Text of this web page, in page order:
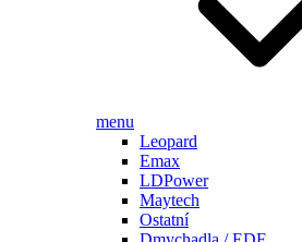
menu
Leopard
Emax
LDPower
Maytech
Ostatní